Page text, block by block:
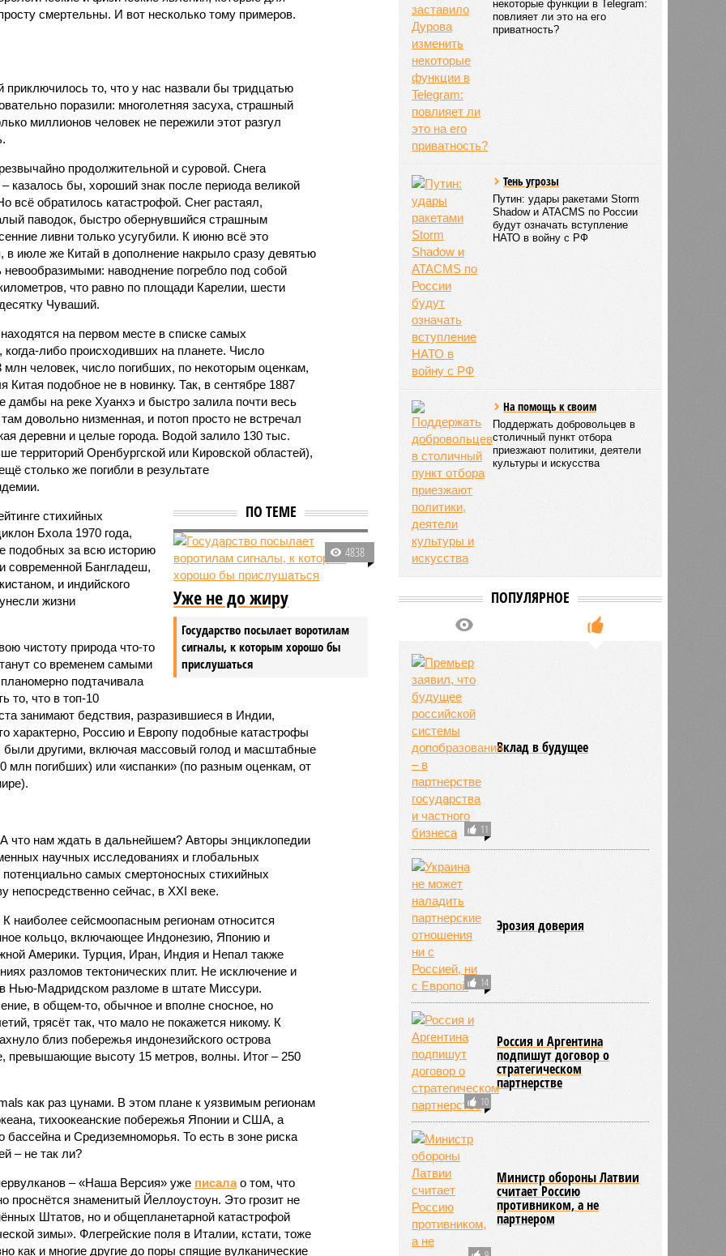
смертельны. И вот несколько тому примеров.
то, что у нас назвали бы тридцатью
поразили: многолетняя засуха, страшный
миллионов человек не пережили этот разгул
продолжительной и суровой. Снега
казалось бы, хороший знак после периода великой
всё обратилось катастрофой. Снег растаял,
паводок, быстро обернувшийся страшным
ливни только усугубили. К июню всё это
в июле же Китай в дополнение накрыло сразу девятью
наводнение погребло под собой
что равно по площади Карелии, шести
Чуваший.
на первом месте в списке самых
либо происходивших на планете. Число
млн человек, число погибших, по некоторым оценкам,
подобное не в новинку. Так, в сентябре 1887
дамбы на реке Хуанхэ и быстро залила почти весь
довольно низменная, и потоп просто не встречал
деревни и целые города. Водой залило 130 тыс.
территорий Оренбургской или Кировской областей),
столько же погибли в результате
ПО ТЕМЕ
4838
Уже не до жиру
Государство посылает воротилам
сигналы, к которым хорошо бы
прислушаться
стихийных
Бхола 1970 года,
за всю историю
современной Бангладеш,
и индийского
жизни
чистоту природа что-то
со временем самыми
подтачивала
то, что в топ-10
занимают бедствия, разразившиеся в Индии,
характерно, Россию и Европу подобные катастрофы
были другими, включая массовый голод и масштабные
млн погибших) или «испанки» (по разным оценкам, от
что нам ждать в дальнейшем? Авторы энциклопедии
научных исследованиях и глобальных
потенциально самых смертоносных стихийных
непосредственно сейчас, в XXI веке.
наиболее сейсмоопасным регионам относится
кольцо, включающее Индонезию, Японию и
Америки. Турция, Иран, Индия и Непал также
разломов тектонических плит. Не исключение и
Нью-Мадридском разломе в штате Миссури.
в общем-то, обычное и вполне сносное, но
трясёт так, что мало не покажется никому. К
близ побережья индонезийского острова
превышающие высоту 15 метров, волны. Итог – 250
как раз цунами. В этом плане к уязвимым регионам
тихо­океанские побережья Японии и США, а
бассейна и Средиземноморья. То есть в зоне риска
– не так ли?
– «Наша Версия» уже писалао том, что
проснётся знаменитый Йеллоустоун. Это грозит не
Штатов, но и общепланетарной катастрофой
зимы». Флегрейские поля в Италии, кстати, тоже
как и многие другие до поры спящие вулканические
некоторые функции в Telegram:
повлияет ли это на его
приватность?
Тень угрозы
Путин: удары ракетами Storm
Shadow и ATACMS по России
будут означать вступление
НАТО в войну с РФ
На помощь к своим
Поддержать добровольцев в
столичный пункт отбора
приезжают политики, деятели
культуры и искусства
ПОПУЛЯРНОЕ
11
Вклад в будущее
14
Эрозия доверия
10
Россия и Аргентина
подпишут договор о
стратегическом
партнерстве
Министр обороны Латвии
считает Россию
противником, а не
партнером